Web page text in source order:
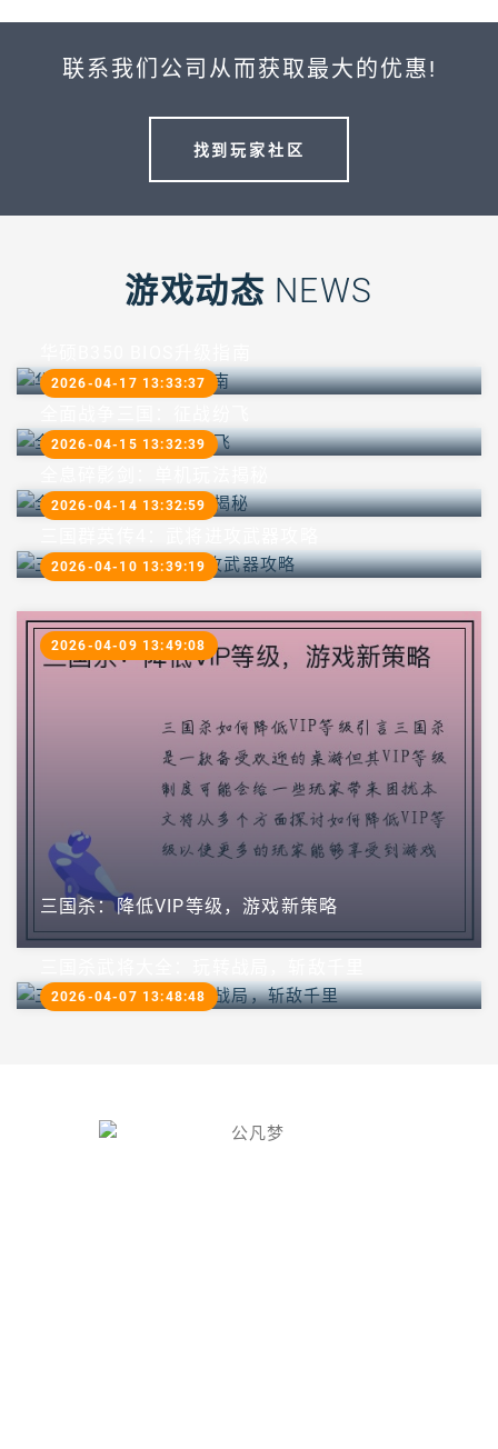
联系我们公司从而获取最大的优惠!
找到玩家社区
游戏动态 NEWS
2026-04-17 13:33:37
2026-04-15 13:32:39
2026-04-14 13:32:59
2026-04-10 13:39:19
三国杀：降低VIP等级，游戏新策略
2026-04-09 13:49:08
2026-04-07 13:48:48